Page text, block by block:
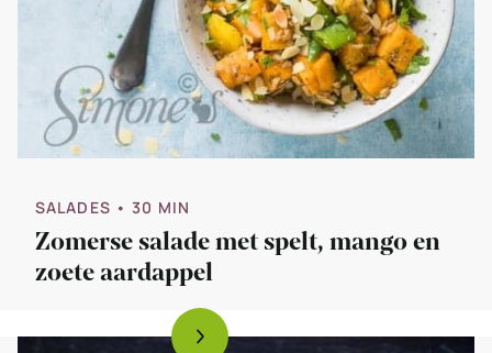
SALADES • 30 MIN
Zomerse salade met spelt, mango en
zoete aardappel